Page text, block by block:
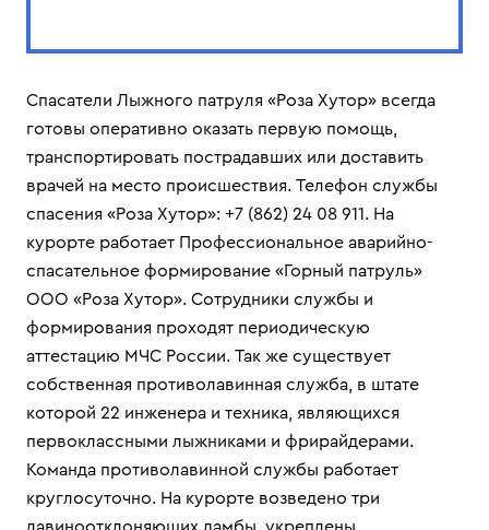
Спасатели Лыжного патруля «Роза Хутор» всегда
готовы оперативно оказать первую помощь,
транспортировать пострадавших или доставить
врачей на место происшествия. Телефон службы
спасения «Роза Хутор»: +7 (862) 24 08 911. На
курорте работает Профессиональное аварийно-
спасательное формирование «Горный патруль»
ООО «Роза Хутор». Сотрудники службы и
формирования проходят периодическую
аттестацию МЧС России. Так же существует
собственная противолавинная служба, в штате
которой 22 инженера и техника, являющихся
первоклассными лыжниками и фрирайдерами.
Команда противолавинной службы работает
круглосуточно. На курорте возведено три